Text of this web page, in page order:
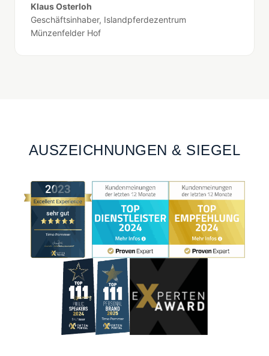
Klaus Osterloh
Geschäftsinhaber, Islandpferdezentrum
Münzenfelder Hof
AUSZEICHNUNGEN & SIEGEL